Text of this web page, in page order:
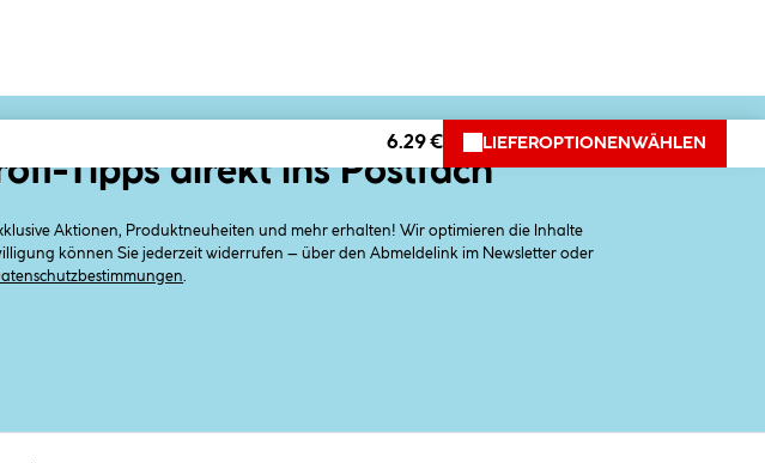
6.29 € LIEFEROPTIONEN WÄHLEN
Tipps direkt ins Postfach
Aktionen, Produktneuheiten und mehr erhalten! Wir optimieren die Inhalte
können Sie jederzeit widerrufen – über den Abmeldelink im Newsletter oder